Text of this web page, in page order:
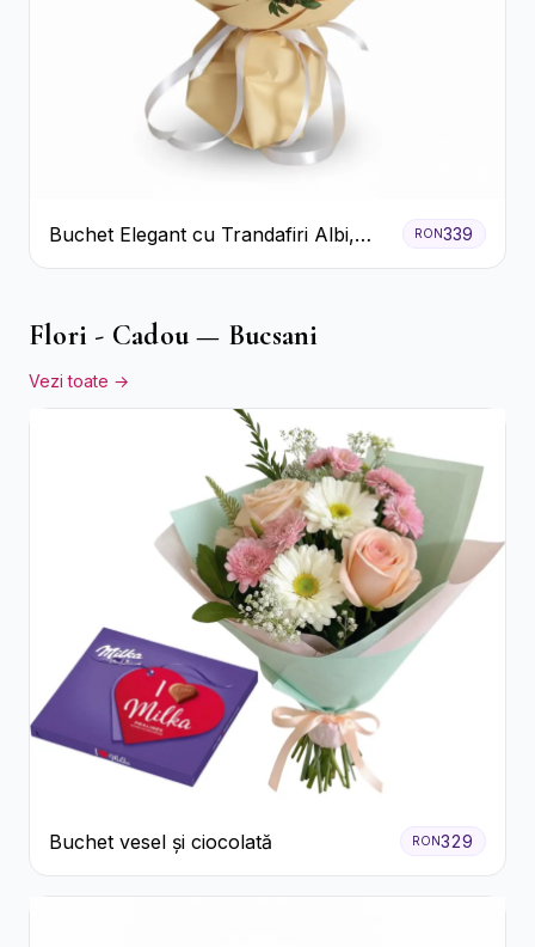
Buchet Elegant cu Trandafiri Albi,
Hortensie și Crizanteme Crem
RON339
Flori - Cadou — Bucsani
Vezi toate →
Buchet vesel și ciocolată RON329